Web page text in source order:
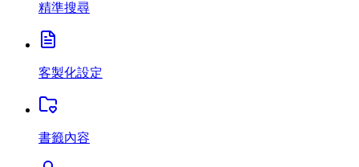
精準搜尋
客製化設定
書籤內容